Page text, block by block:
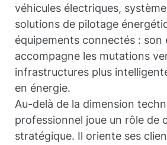
véhicules électriques,
solutions de pilotage
équipements connectés : son
accompagne les mutations
infrastructures plus
en énergie.
Au-delà de la dimension
professionnel joue un rôle de
stratégique. Il oriente ses